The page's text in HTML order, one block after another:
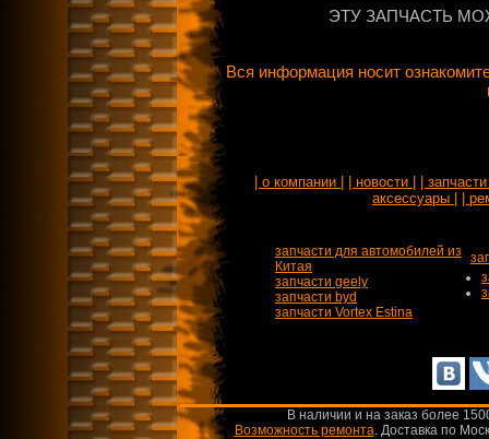
ЭТУ ЗАПЧАСТЬ
Вся информация носит
| о компании | | новости |
|
аксессуары |
|
запчасти для автомобилей из
Китая
запчасти geely
запчасти byd
запчасти Vortex Estina
В наличии и на заказ более
Возможность ремонта.Доставка по